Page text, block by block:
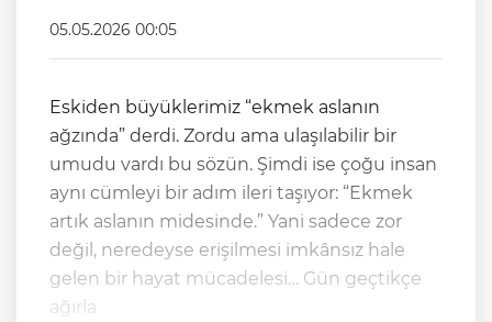
05.05.2026 00:05
Eskiden büyüklerimiz “ekmek aslanın
ağzında” derdi. Zordu ama ulaşılabilir bir
umudu vardı bu sözün. Şimdi ise çoğu insan
aynı cümleyi bir adım ileri taşıyor: “Ekmek
artık aslanın midesinde.” Yani sadece zor
değil, neredeyse erişilmesi imkânsız hale
gelen bir hayat mücadelesi… Gün geçtikçe
ağırla